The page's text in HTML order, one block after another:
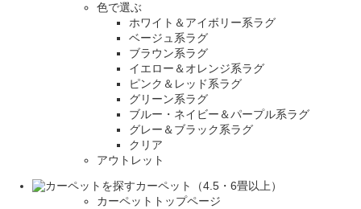
色で選ぶ
ホワイト＆アイボリー系ラグ
ベージュ系ラグ
ブラウン系ラグ
イエロー＆オレンジ系ラグ
ピンク＆レッド系ラグ
グリーン系ラグ
ブルー・ネイビー＆パープル系ラグ
グレー＆ブラック系ラグ
クリア
アウトレット
カーペット（4.5・6畳以上）
カーペットトップページ